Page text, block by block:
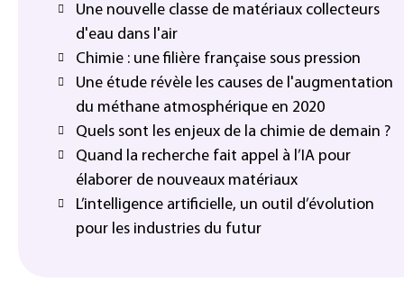
Une nouvelle classe de matériaux collecteurs
d'eau dans l'air
Chimie : une filière française sous pression
Une étude révèle les causes de l'augmentation
du méthane atmosphérique en 2020
Quels sont les enjeux de la chimie de demain ?
Quand la recherche fait appel à l’IA pour
élaborer de nouveaux matériaux
L’intelligence artificielle, un outil d’évolution
pour les industries du futur